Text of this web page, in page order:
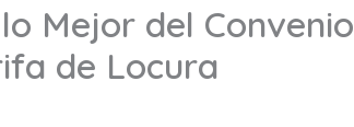
Mejor del Convenio
de Locura